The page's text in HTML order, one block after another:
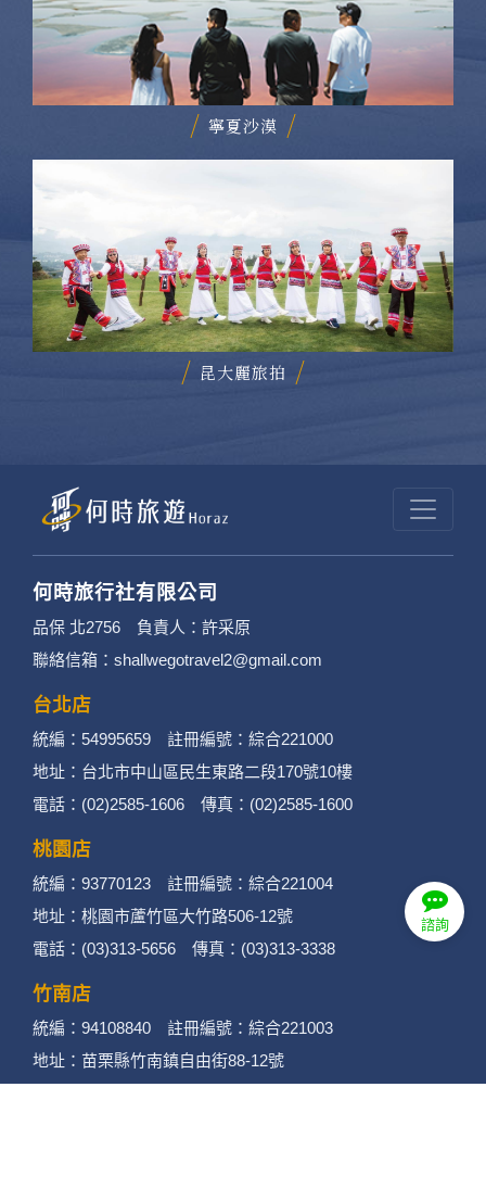
寧夏沙漠
昆大麗旅拍
諮詢
何時旅行社有限公司
品保 北2756 負責人：許采原
聯絡信箱：shallwegotravel2@gmail.com
台北店
統編：54995659 註冊編號：綜合221000
地址：台北市中山區民生東路二段170號10樓
電話：(02)2585-1606 傳真：(02)2585-1600
桃園店
統編：93770123 註冊編號：綜合221004
地址：桃園市蘆竹區大竹路506-12號
電話：(03)313-5656 傳真：(03)313-3338
竹南店
統編：94108840 註冊編號：綜合221003
地址：苗栗縣竹南鎮自由街88-12號